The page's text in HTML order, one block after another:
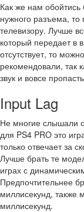
Как же нам обойтись
нужного разъема, то
телевизору. Лучше
который передает в
отсутствует, то
рекомендовали, так
звук и вовсе
Input Lag
Не многие слышали
для PS4 PRO это
только отвечает за
Лучше брать те
играх с
Предпочтительнее
миллисекунд, также
миллисекунд.